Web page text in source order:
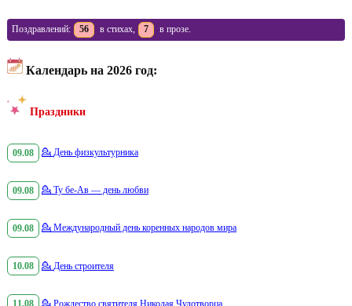
Поздравлений: 56 в стихах, 7 в прозе.
Календарь на 2026 год:
Праздники
09.08 💁 День физкультурника
09.08 💁 Ту бе-Ав — день любви
09.08 💁 Международный день коренных народов мира
10.08 💁 День строителя
11.08 💁 Рождество святителя Николая Чудотворца